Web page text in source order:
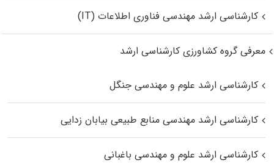
کارشناسی ارشد مهندسی فناوری اطلاعات (IT)
معرفی گروه کشاورزی کارشناسی ارشد
کارشناسی ارشد علوم و مهندسی جنگل
کارشناسی ارشد مهندسی منابع طبیعی بیابان زدایی
کارشناسی ارشد علوم و مهندسی باغبانی